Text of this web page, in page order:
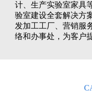
计、生产实验室家具
验室建设全套解决方
发加工工厂、营销服
络和办事处，为客户